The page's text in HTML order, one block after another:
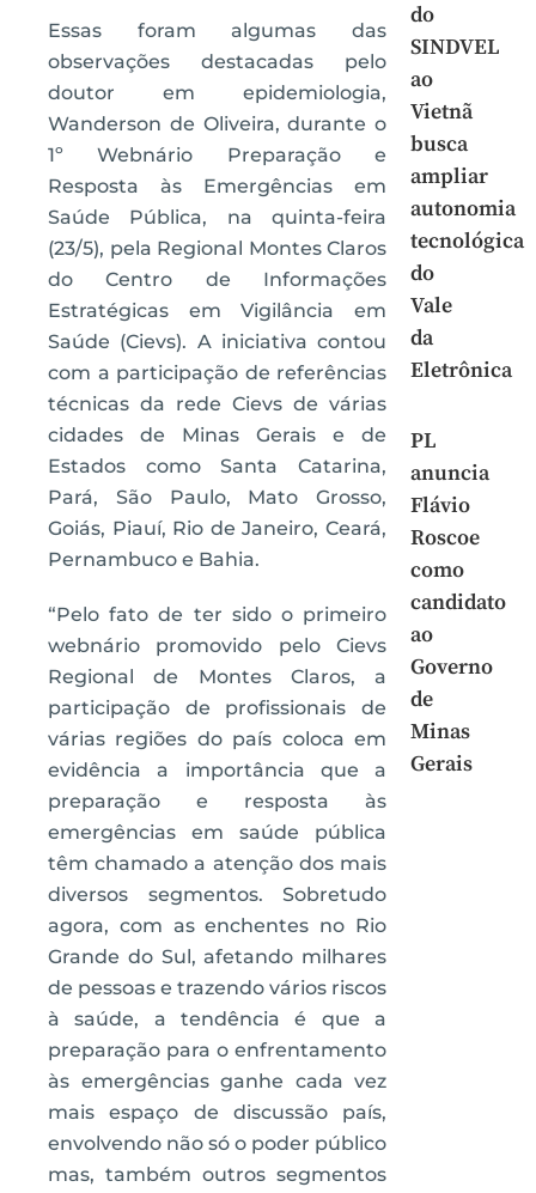
Essas foram algumas das
observações destacadas pelo
doutor em epidemiologia,
Wanderson de Oliveira, durante o
1º Webnário Preparação e
Resposta às Emergências em
Saúde Pública, na quinta-feira
(23/5), pela Regional Montes Claros
do Centro de Informações
Estratégicas em Vigilância em
Saúde (Cievs). A iniciativa contou
com a participação de referências
técnicas da rede Cievs de várias
cidades de Minas Gerais e de
Estados como Santa Catarina,
Pará, São Paulo, Mato Grosso,
Goiás, Piauí, Rio de Janeiro, Ceará,
Pernambuco e Bahia.
“Pelo fato de ter sido o primeiro
webnário promovido pelo Cievs
Regional de Montes Claros, a
participação de profissionais de
várias regiões do país coloca em
evidência a importância que a
preparação e resposta às
emergências em saúde pública
têm chamado a atenção dos mais
diversos segmentos. Sobretudo
agora, com as enchentes no Rio
Grande do Sul, afetando milhares
de pessoas e trazendo vários riscos
à saúde, a tendência é que a
preparação para o enfrentamento
às emergências ganhe cada vez
mais espaço de discussão país,
envolvendo não só o poder público
mas, também outros segmentos
do
SINDVEL
ao
Vietnã
busca
ampliar
autonomia
tecnológica
do
Vale
da
Eletrônica
PL
anuncia
Flávio
Roscoe
como
candidato
ao
Governo
de
Minas
Gerais